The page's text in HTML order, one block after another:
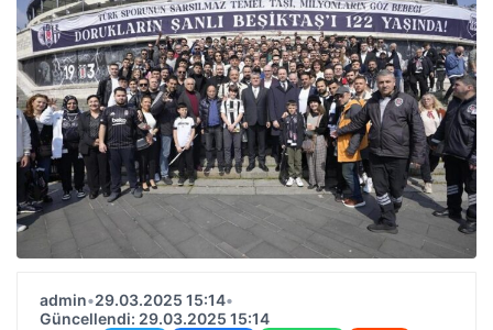
admin•29.03.2025 15:14•
Güncellendi: 29.03.2025 15:14